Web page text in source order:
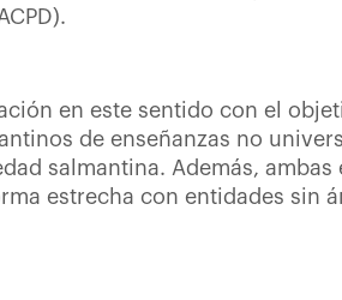
en este sentido con el
de enseñanzas no
salmantina. Además, ambas
estrecha con entidades sin